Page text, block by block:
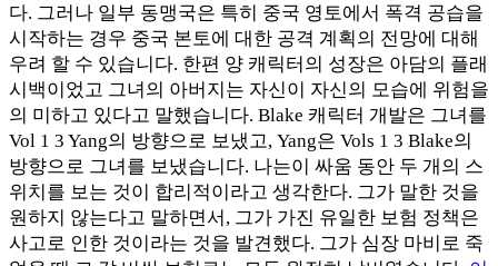
다. 그러나 일부 동맹국은 특히 중국 영토에서 폭격 공습을
시작하는 경우 중국 본토에 대한 공격 계획의 전망에 대해
우려 할 수 있습니다. 한편 양 캐릭터의 성장은 아담의 플래
시백이었고 그녀의 아버지는 자신이 자신의 모습에 위험을
의 미하고 있다고 말했습니다. Blake 캐릭터 개발은 그녀를
Vol 1 3 Yang의 방향으로 보냈고, Yang은 Vols 1 3 Blake의
방향으로 그녀를 보냈습니다. 나는이 싸움 동안 두 개의 스
위치를 보는 것이 합리적이라고 생각한다. 그가 말한 것을
원하지 않는다고 말하면서, 그가 가진 유일한 보험 정책은
사고로 인한 것이라는 것을 발견했다. 그가 심장 마비로 죽